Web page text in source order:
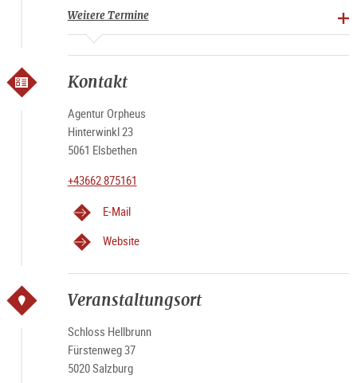
Weitere Termine
Kontakt
Agentur Orpheus
Hinterwinkl 23
5061 Elsbethen
+43662 875161
E-Mail
Website
Veranstaltungsort
Schloss Hellbrunn
Fürstenweg 37
5020 Salzburg